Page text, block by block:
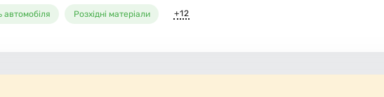
автомобіля Розхідні матеріали +12